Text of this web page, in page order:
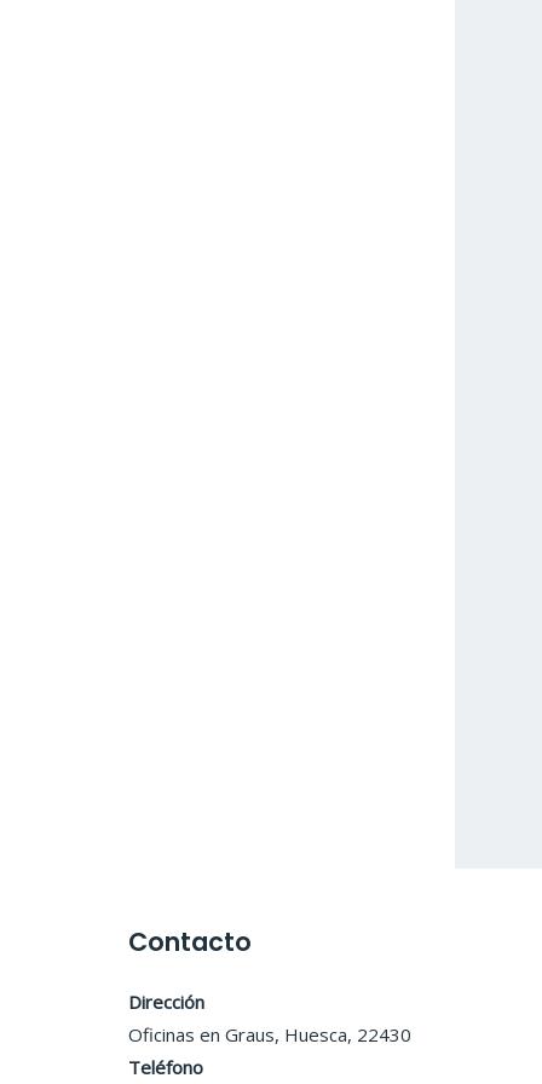
Contacto
Dirección
Oficinas en Graus, Huesca, 22430
Teléfono